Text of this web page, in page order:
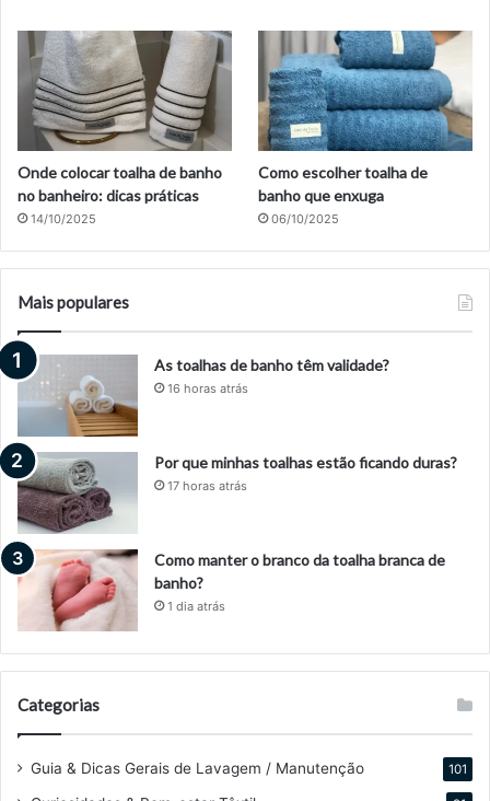
Onde colocar toalha de banho
no banheiro: dicas práticas
14/10/2025
Como escolher toalha de
banho que enxuga
06/10/2025
Mais populares
As toalhas de banho têm validade?
16 horas atrás
Por que minhas toalhas estão ficando duras?
17 horas atrás
Como manter o branco da toalha branca de
banho?
1 dia atrás
Categorias
Guia & Dicas Gerais de Lavagem / Manutenção 101